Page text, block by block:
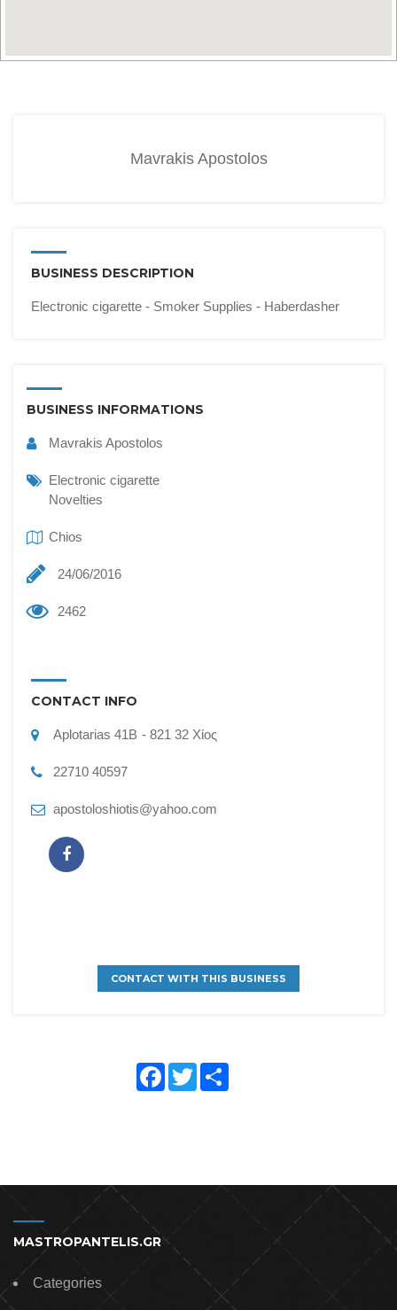
Mavrakis Apostolos
BUSINESS DESCRIPTION
Electronic cigarette - Smoker Supplies - Haberdasher
BUSINESS INFORMATIONS
Mavrakis Apostolos
Electronic cigarette
Novelties
Chios
24/06/2016
2462
CONTACT INFO
Aplotarias 41B 821 32 Χίος
22710 40597
apostoloshiotis@yahoo.com
CONTACT WITH THIS BUSINESS
Face Twitte
MASTROPANTELIS.GR
Categories